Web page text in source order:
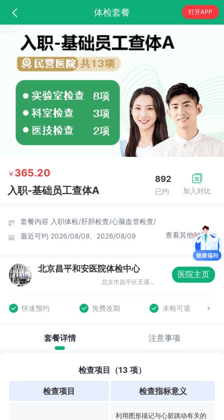
体检套餐 打开APP
加入对比
892
已约
￥ 365.20
入职-基础员工查体A
套餐内容 入职体检/肝胆检查/心脑血管检查/
最近可约 2026/08/08、2026/08/09 查看其他时间
北京昌平和安医院体检中心
北京市昌平区天通苑东一区33号楼
医院主页
快速预约 免费改期 未检可退
套餐详情 注意事项
检查项目（13 项）
检查项目 检查指标意义
利用图形描记与心脏跳动有关的